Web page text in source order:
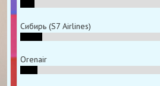
Сибирь (S7 Airlines)
Orenair